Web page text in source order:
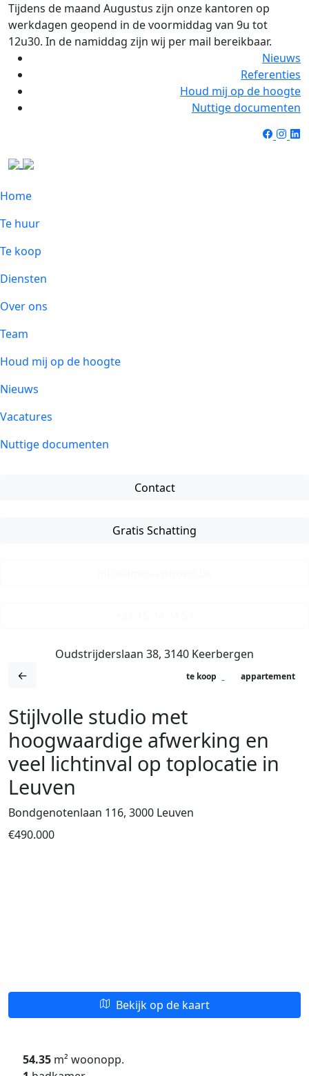
Tijdens de maand Augustus zijn onze kantoren op
werkdagen geopend in de voormiddag van 9u tot
12u30. In de namiddag zijn wij per mail bereikbaar.
Nieuws
Referenties
Houd mij op de hoogte
Nuttige documenten
Home
Te huur
Te koop
Diensten
Over ons
Team
Houd mij op de hoogte
Nieuws
Vacatures
Nuttige documenten
Contact
Gratis Schatting
Oudstrijderslaan 38, 3140 Keerbergen
←
te koop appartement
Stijlvolle studio met
hoogwaardige afwerking en
veel lichtinval op toplocatie in
Leuven
Bondgenotenlaan 116, 3000 Leuven
€490.000
Bekijk op de kaart
54.35 m² woonopp.